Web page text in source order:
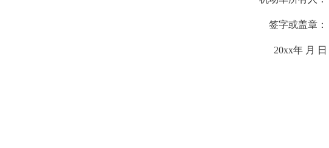
签字或盖章：
20xx年 月 日